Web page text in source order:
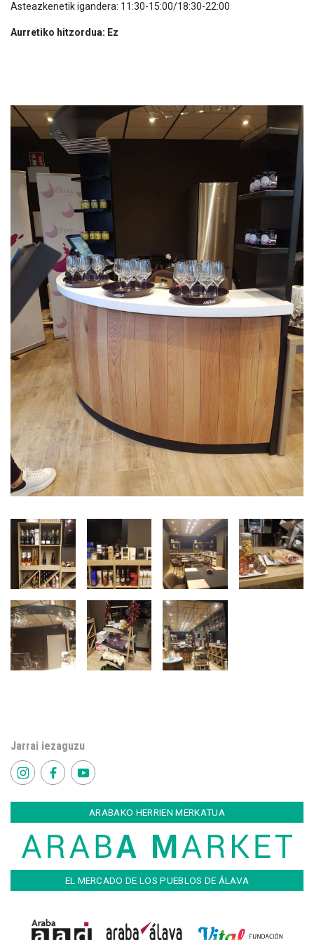
Asteazkenetik igandera: 11:30-15:00/18:30-22:00
Aurretiko hitzordua: Ez
Jarrai iezaguzu
ARABAKO HERRIEN MERKATUA
EL MERCADO DE LOS PUEBLOS DE ÁLAVA